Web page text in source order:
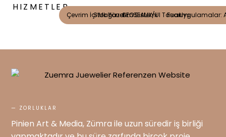
HIZMETLER
Çevrim İçi Mağaza
Stok Yönetim Sistemi
SEOSEAUX/UI Tasarımı
FuarUygulamalar:
— ZORLUKLAR
Pinien Art & Media, Zümra ile uzun süredir iş birliği